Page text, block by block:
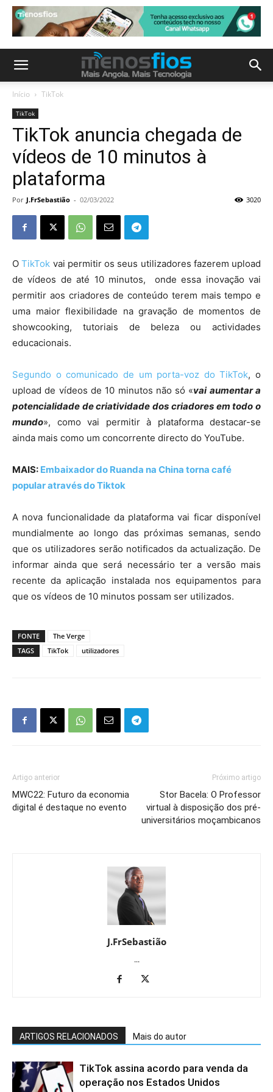
Início TikTok
TikTok
TikTok anuncia chegada de
vídeos de 10 minutos à
plataforma
Por J.FrSebastião - 02/03/2022 3020
OTikTok vai permitir os seus utilizadores fazerem upload
de vídeos de até 10 minutos, onde essa inovação vai
permitir aos criadores de conteúdo terem mais tempo e
uma maior flexibilidade na gravação de momentos de
showcooking, tutoriais de beleza ou actividades
educacionais.
Segundo o comunicado de um porta-voz do TikTok, o
upload de vídeos de 10 minutos não só «vai aumentar a
potencialidade de criatividade dos criadores em todo o
mundo», como vai permitir à plataforma destacar-se
ainda mais como um concorrente directo do YouTube.
MAIS: Embaixador do Ruanda na China torna café
popular através do Tiktok
A nova funcionalidade da plataforma vai ficar disponível
mundialmente ao longo das próximas semanas, sendo
que os utilizadores serão notificados da actualização. De
informar ainda que será necessário ter a versão mais
recente da aplicação instalada nos equipamentos para
que os vídeos de 10 minutos possam ser utilizados.
FONTE
The Verge
TAGS
TikTok utilizadores
Artigo anterior
MWC22: Futuro da economia
digital é destaque no evento
Próximo artigo
Stor Bacela: O Professor
virtual à disposição dos pré-
universitários moçambicanos
J.FrSebastião
...
ARTIGOS RELACIONADOS Mais do autor
TikTok assina acordo para venda da
operação nos Estados Unidos